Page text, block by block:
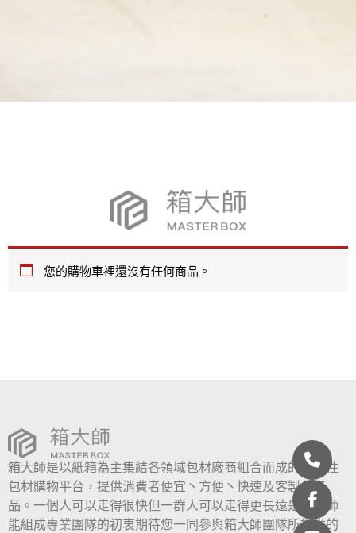
您的購物車裡還沒有任何商品。
箱大師是以紙箱為主集結各領域包材廠商組合而成的綜合性
包材購物平台，提供消費者便宜丶方便丶快速及客製化產
品。一個人可以走得很快但一群人可以走得更長遠是箱大師
能組成專業團隊的初衷期待您一同參與箱大師團隊所提供的